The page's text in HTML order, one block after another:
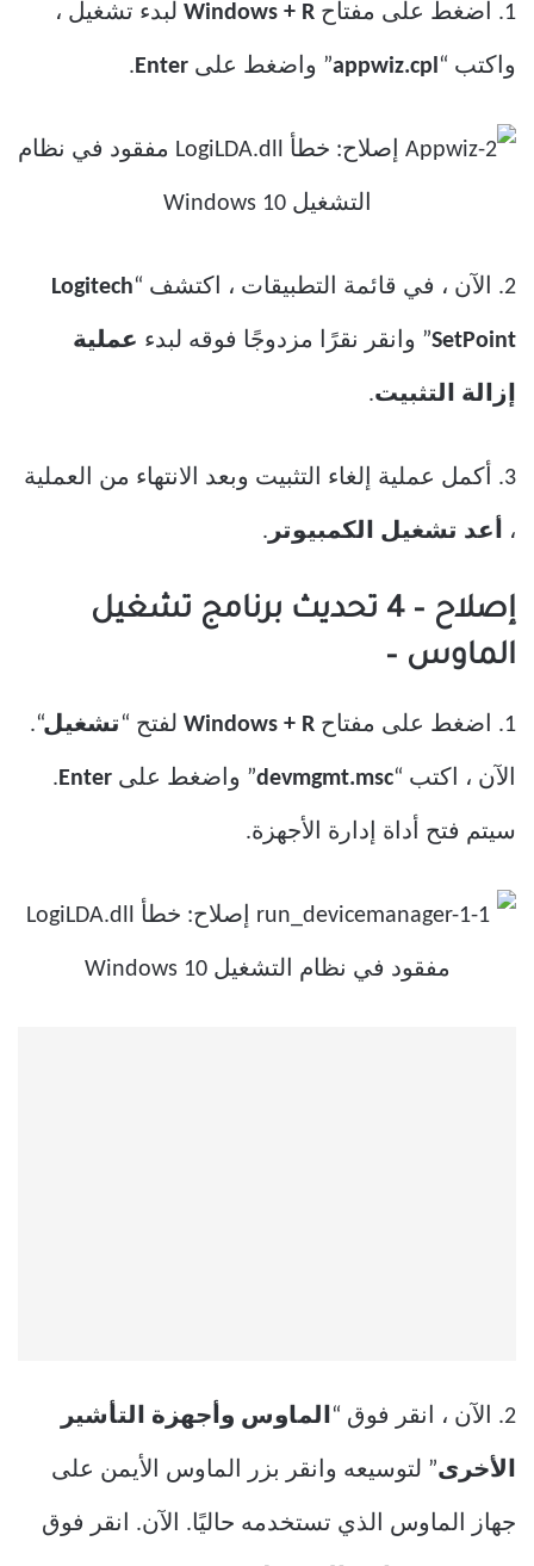
1. اضغط على مفتاح لبدء تشغيل ،
واكتب “appwiz.cpl” واضغط على Enter
.
2. الآن ، في قائمة التطبيقات ، اكتشف “ Logitech
SetPoint” وانقر نقرًا مزدوجًا فوقه لبدء عملية
إزالة التثبيت.
3. أكمل عملية إلغاء التثبيت وبعد الانتهاء من العملية
، أعد تشغيل الكمبيوتر .
إصلاح – 4 تحديث برنامج تشغيل
الماوس –
1. اضغط على مفتاح Windows + R لفتح “ تشغيل“.
الآن ، اكتب “devmgmt.msc” واضغط على Enter
.
سيتم فتح أداة إدارة الأجهزة.
2. الآن ، انقر فوق “ الماوس وأجهزة التأشير
الأخرى” لتوسيعه وانقر بزر الماوس الأيمن على
جهاز الماوس الذي تستخدمه حاليًا. الآن. انقر فوق